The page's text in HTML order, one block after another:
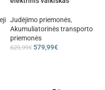
Judėjimo priemonės,
Akumuliatorinės transporto
priemonės
629,99€ 579,99€